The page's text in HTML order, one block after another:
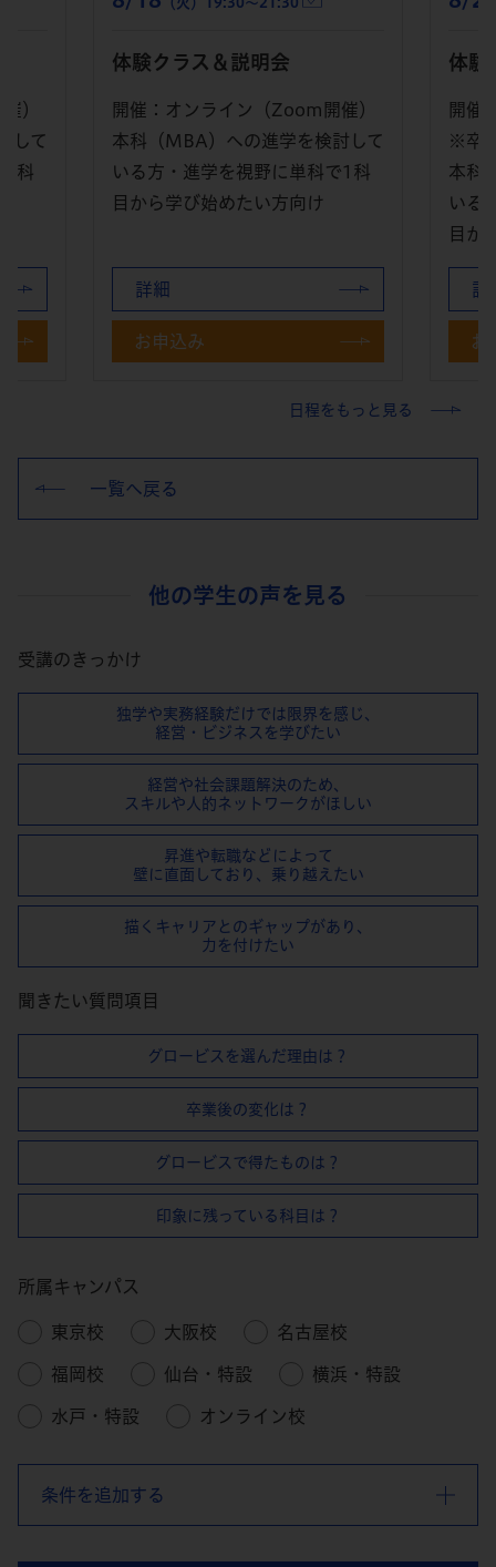
）
して
1科
体験クラス＆説明会
開催：オンライン（Zoom開催）
本科（MBA）への進学を検討して
いる方・進学を視野に単科で1科
目から学び始めたい方向け
詳細
お申込み
体験
開催
※卒
本科
いる
目か
詳
お
日程をもっと見る
一覧へ戻る
他の学生の声を見る
受講のきっかけ
独学や実務経験だけでは限界を感じ、
経営・ビジネスを学びたい
経営や社会課題解決のため、
スキルや⼈的ネットワークがほしい
昇進や転職などによって
壁に直⾯しており、乗り越えたい
描くキャリアとのギャップがあり、
⼒を付けたい
聞きたい質問項目
グロービスを選んだ理由は？
卒業後の変化は？
グロービスで得たものは？
印象に残っている科目は？
所属キャンパス
東京校 大阪校 名古屋校
福岡校 仙台・特設 横浜・特設
水戸・特設 オンライン校
条件を追加する